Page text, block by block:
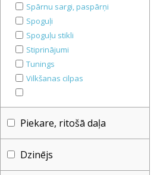
Spārnu sargi, paspārņi
Spoguļi
Spoguļu stikli
Stiprinājumi
Tunings
Vilkšanas cilpas
Piekare, ritošā daļa
Dzinējs